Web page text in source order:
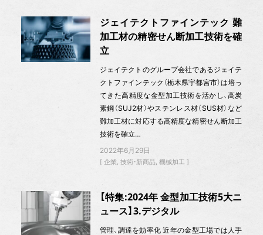
ジェイテクトファインテック 難
加工材の精密せん断加工技術を確
立
ジェイテクトのグループ会社であるジェイテ
クトファインテック（栃木県宇都宮市）は培っ
てきた高精度な金型加工技術を活かし、高炭
素鋼（SUJ2材）やステンレス材（SUS材）など
難加工材に対応する高精度な精密せん断加工
技術を確立…
2022年6月29日
企業 技術・新商品 機械加工
【特集:2024年 金型加工技術5大ニ
ュース】3.デジタル
管理、調達を効率化 近年の金型工場では人手